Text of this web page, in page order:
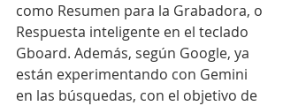
como Resumen para la Grabadora, o
Respuesta inteligente en el teclado
Gboard. Además, según Google, ya
están experimentando con Gemini
en las búsquedas, con el objetivo de